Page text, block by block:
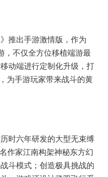
时六年研发的大型无束缚
斗模式；创造极具挑战的
。游戏还设计了双飞行系
等丰富玩法，大有可玩！
研发的一款3D半回合制
。经典人设，创新玩法，
年的战略产品。上百种
秘的魅力京都。